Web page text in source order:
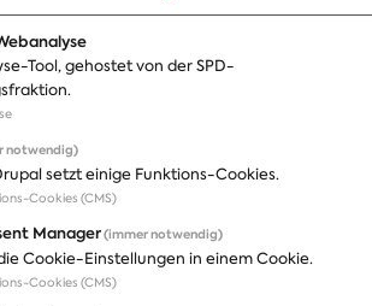
Presse
Fotos
Pressekontakt
Tool, gehostet von der SPD-
notwendig)
setzt einige Funktions-Cookies.
Cookies (CMS)
Manager(immer notwendig)
Cookie-Einstellungen in einem Cookie.
Cookies (CMS)